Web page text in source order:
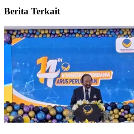
Berita Terkait